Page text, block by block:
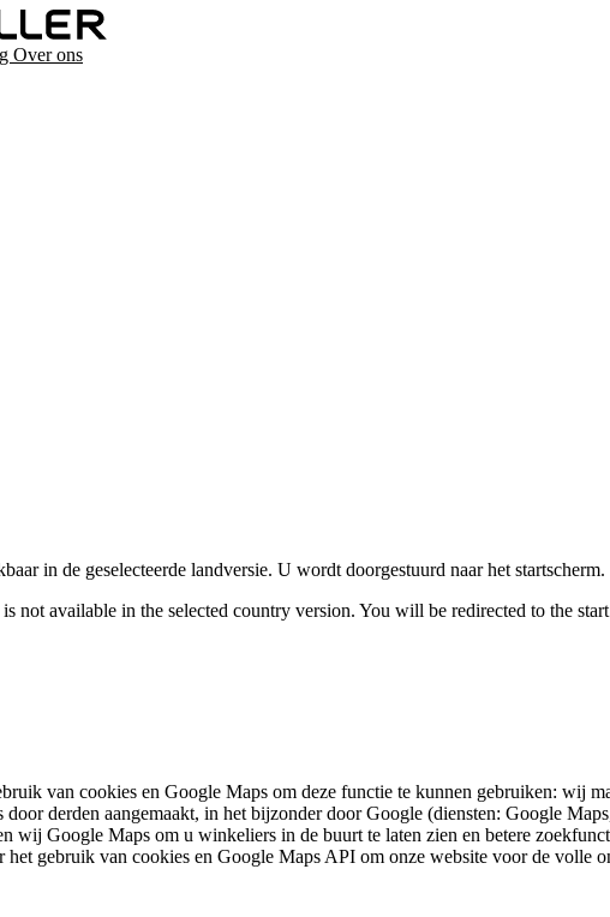
Over ons
in de geselecteerde landversie. U wordt doorgestuurd naar het startscherm.
not available in the selected country version. You will be redirected to the
van cookies en Google Maps om deze functie te kunnen gebruiken: wij
derden aangemaakt, in het bijzonder door Google (diensten: Google
wij Google Maps om u winkeliers in de buurt te laten zien en betere
gebruik van cookies en Google Maps API om onze website voor de volle